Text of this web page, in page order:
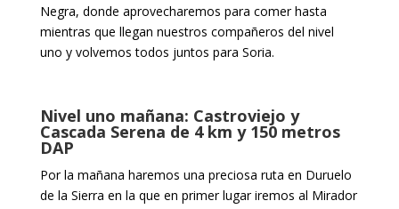
Negra, donde aprovecharemos para comer hasta
mientras que llegan nuestros compañeros del nivel
uno y volvemos todos juntos para Soria.
Nivel uno mañana: Castroviejo y
Cascada Serena de 4 km y 150 metros
DAP
Por la mañana haremos una preciosa ruta en Duruelo
de la Sierra en la que en primer lugar iremos al Mirador